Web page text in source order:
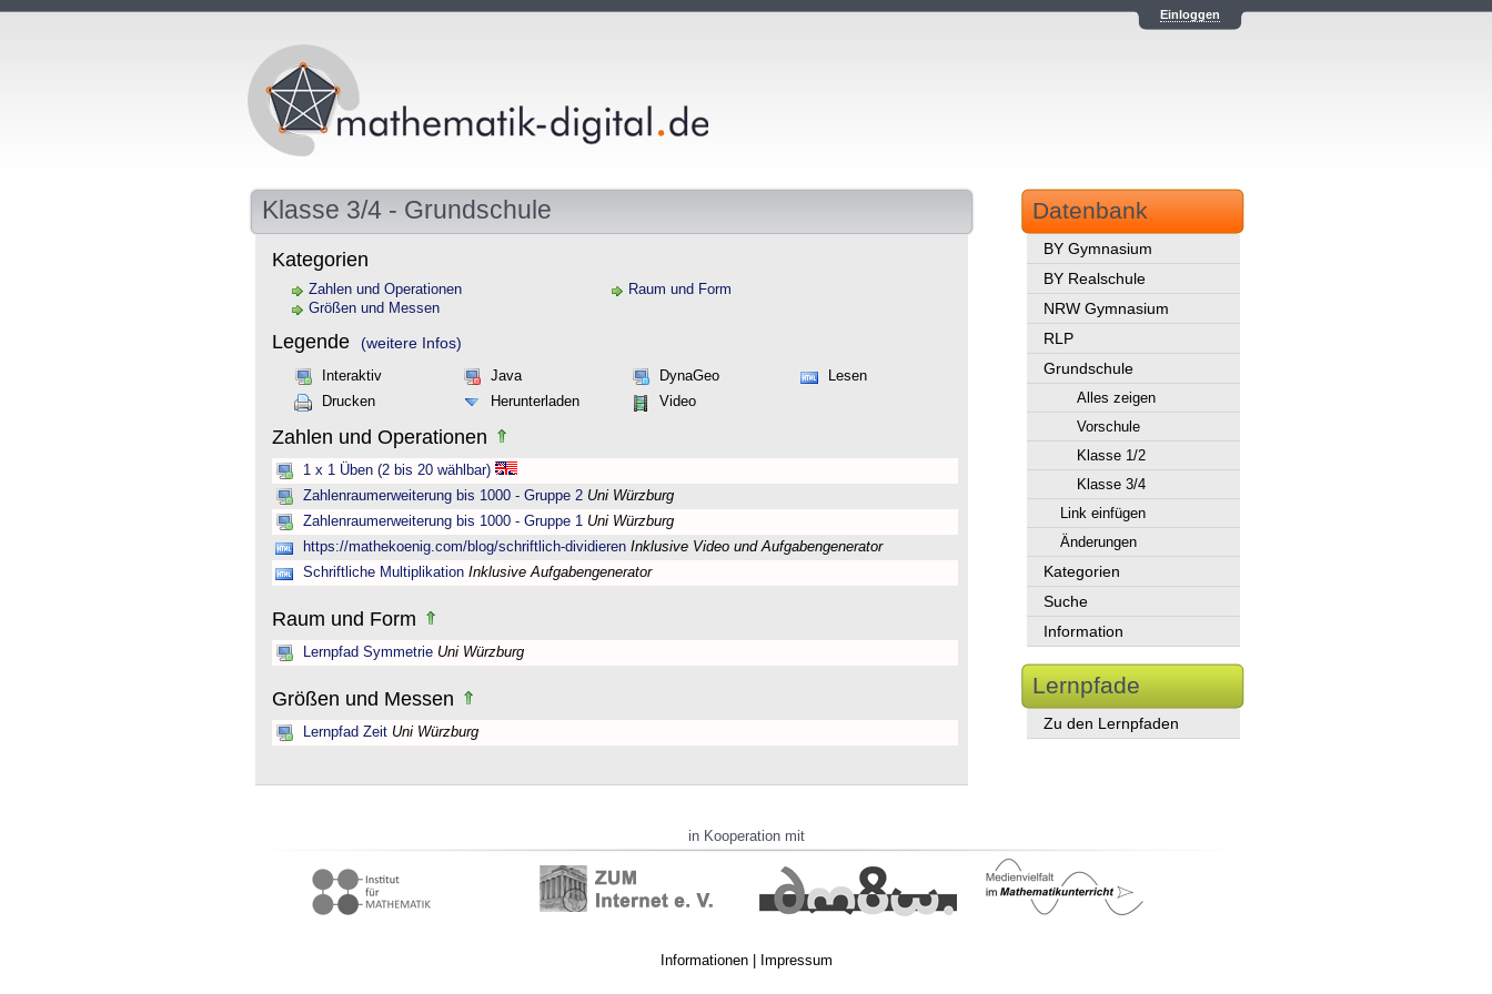
Einloggen
Klasse 3/4 - Grundschule
Kategorien
Zahlen und Operationen
Raum und Form
Größen und Messen
Legende (weitere Infos)
Interaktiv Java DynaGeo
Lesen
Drucken
Herunterladen Video
Zahlen und Operationen
1 x 1 Üben (2 bis 20 wählbar)
Zahlenraumerweiterung bis 1000 - Gruppe 2 Uni Würzburg
Zahlenraumerweiterung bis 1000 - Gruppe 1 Uni Würzburg
https://mathekoenig.com/blog/schriftlich-dividieren Inklusive Video und Aufgabengenerator
Schriftliche Multiplikation Inklusive Aufgabengenerator
Raum und Form
Lernpfad Symmetrie Uni Würzburg
Größen und Messen
Lernpfad Zeit Uni Würzburg
Datenbank
BY Gymnasium
BY Realschule
NRW Gymnasium
RLP
Grundschule
Alles zeigen
Vorschule
Klasse 1/2
Klasse 3/4
Link einfügen
Änderungen
Kategorien
Suche
Information
Lernpfade
Zu den Lernpfaden
in Kooperation mit
Informationen| Impressum